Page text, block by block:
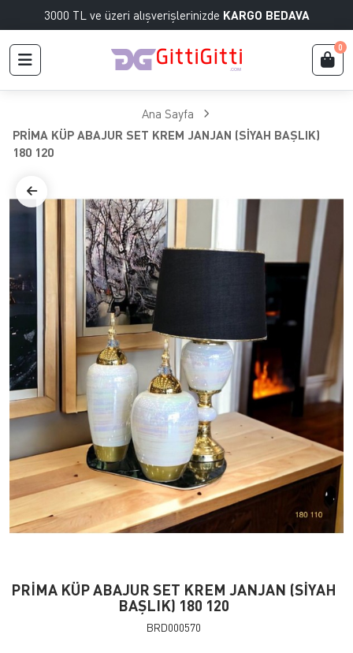
3000 TL ve üzeri alışverişlerinizde KARGO BEDAVA
0
Ana Sayfa
PRİMA KÜP ABAJUR SET KREM JANJAN (SİYAH BAŞLIK)
180 120
PRİMA KÜP ABAJUR SET KREM JANJAN (SİYAH
BAŞLIK) 180 120
BRD000570